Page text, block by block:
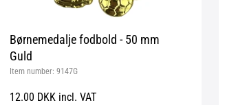
Børnemedalje fodbold - 50 mm
Guld
Item number: 9147G
12.00 DKK incl. VAT